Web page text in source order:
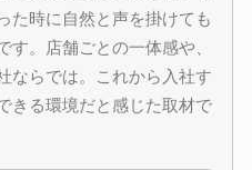
た時に自然と声を掛けても
す。店舗ごとの一体感や、
ならでは。これから入社す
きる環境だと感じた取材で